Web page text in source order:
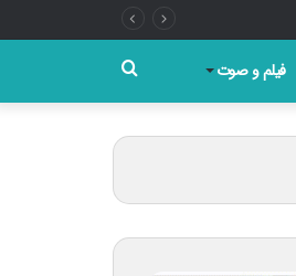
فیلم و صوت
برای